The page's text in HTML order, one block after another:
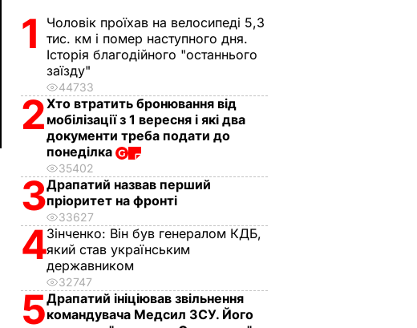
1
Чоловік проїхав на велосипеді 5,3
тис. км і помер наступного дня.
Історія благодійного "останнього
заїзду"
44733
2Хто втратить бронювання від
мобілізації з 1 вересня і які два
документи треба подати до
понеділка
35402
3Драпатий назвав перший
пріоритет на фронті
33627
4Зінченко: Він був генералом КДБ,
який став українським
державником
32747
5Драпатий ініціював звільнення
командувача Медсил ЗСУ. Його